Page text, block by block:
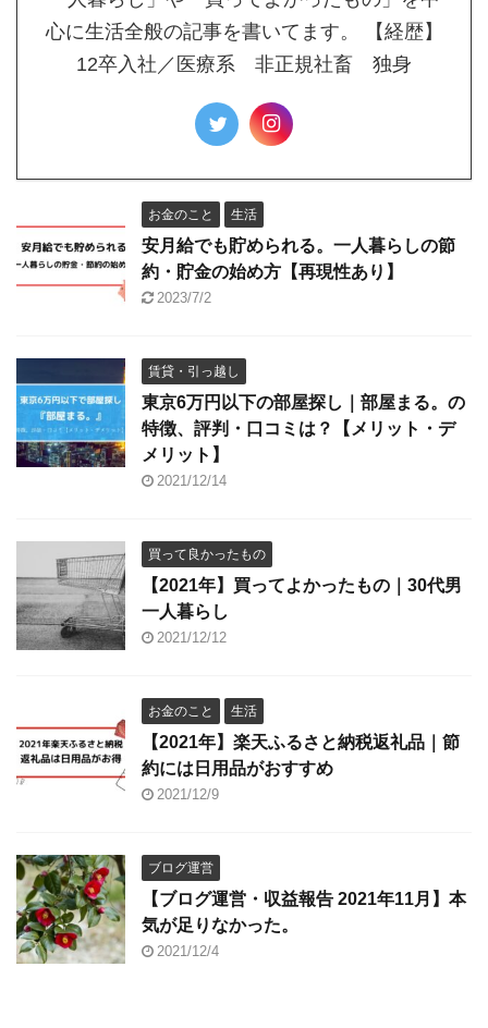
心に生活全般の記事を書いてます。 【経歴】
12卒入社／医療系 非正規社畜 独身
お金のこと 生活
安月給でも貯められる。一人暮らしの節
約・貯金の始め方【再現性あり】
2023/7/2
賃貸・引っ越し
東京6万円以下の部屋探し｜部屋まる。の
特徴、評判・口コミは？【メリット・デ
メリット】
2021/12/14
買って良かったもの
【2021年】買ってよかったもの｜30代男
一人暮らし
2021/12/12
お金のこと 生活
【2021年】楽天ふるさと納税返礼品｜節
約には日用品がおすすめ
2021/12/9
ブログ運営
【ブログ運営・収益報告 2021年11月】本
気が足りなかった。
2021/12/4